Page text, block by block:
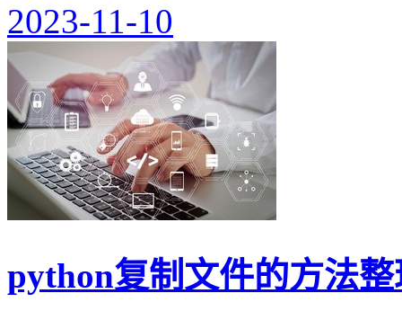
2023-11-10
python复制文件的方法整